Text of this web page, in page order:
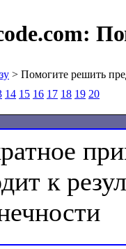
> Помогите решить
14 15 16 17 18 19 20
к